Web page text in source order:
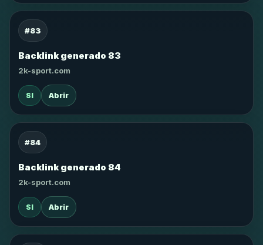
#83
Backlink generado 83
2k-sport.com
SI Abrir
#84
Backlink generado 84
2k-sport.com
SI Abrir